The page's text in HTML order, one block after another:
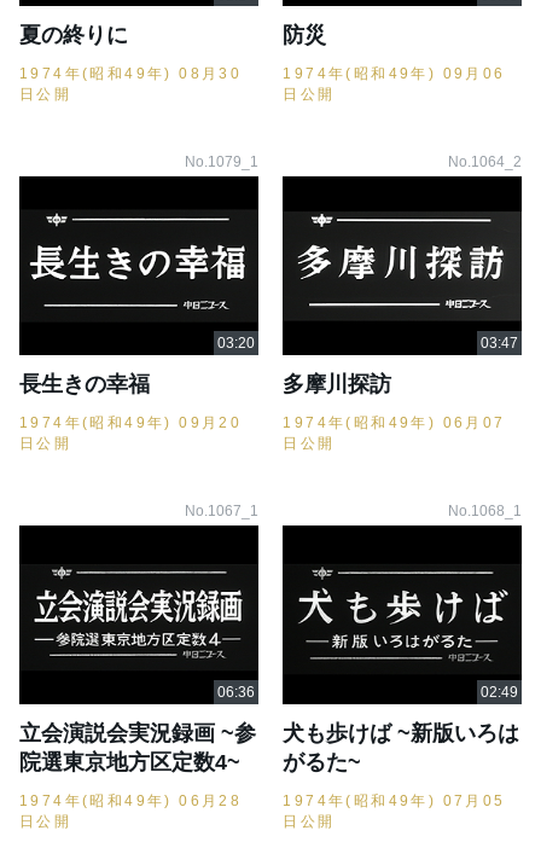
夏の終りに
1974年(昭和49年) 08月30
日公開
防災
1974年(昭和49年) 09月06
日公開
No.1079_1
長生きの幸福
1974年(昭和49年) 09月20
日公開
No.1064_2
多摩川探訪
1974年(昭和49年) 06月07
日公開
No.1067_1
立会演説会実況録画 ~参
院選東京地方区定数4~
1974年(昭和49年) 06月28
日公開
No.1068_1
犬も歩けば ~新版いろは
がるた~
1974年(昭和49年) 07月05
日公開